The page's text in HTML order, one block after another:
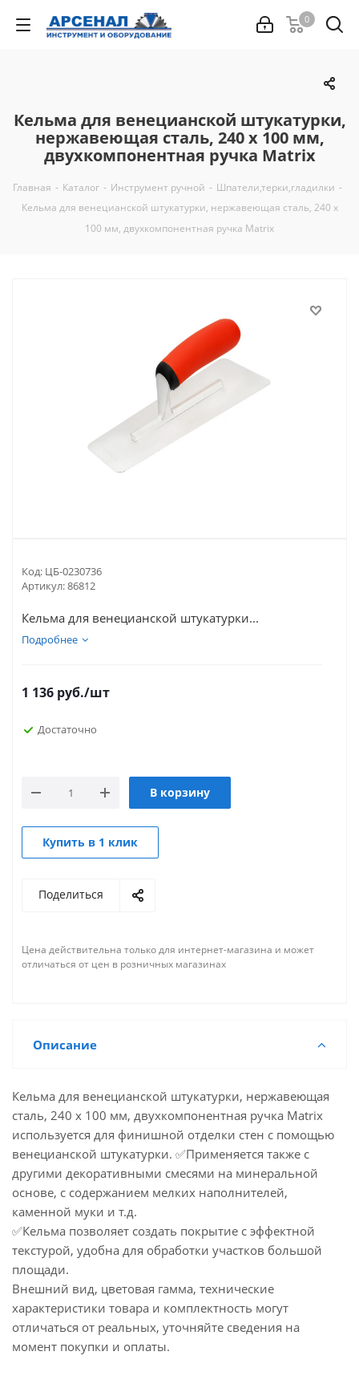
0
Кельма для венецианской штукатурки,
нержавеющая сталь, 240 х 100 мм,
двухкомпонентная ручка Matrix
Главная - Каталог - Инструмент ручной - Шпатели,терки,гладилки -
Кельма для венецианской штукатурки, нержавеющая сталь, 240 х
100 мм, двухкомпонентная ручка Matrix
Код: ЦБ-0230736
Артикул:86812
Кельма для венецианской штукатурки...
Подробнее
1 136 руб./шт
Достаточно
В корзину
Купить в 1 клик
Поделиться
Цена действительна только для интернет-магазина и может
отличаться от цен в розничных магазинах
Описание
Кельма для венецианской штукатурки, нержавеющая
сталь, 240 х 100 мм, двухкомпонентная ручка Matrix
используется для финишной отделки стен с помощью
венецианской штукатурки. ✅Применяется также с
другими декоративными смесями на минеральной
основе, с содержанием мелких наполнителей,
каменной муки и т.д.
✅Кельма позволяет создать покрытие с эффектной
текстурой, удобна для обработки участков большой
площади.
Внешний вид, цветовая гамма, технические
характеристики товара и комплектность могут
отличаться от реальных, уточняйте сведения на
момент покупки и оплаты.